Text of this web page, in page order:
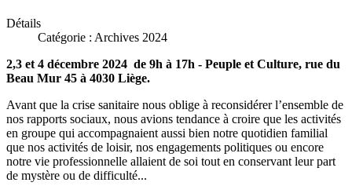
Détails
Catégorie : Archives 2024
2,3 et 4 décembre 2024 de 9h à 17h - Peuple et Culture, rue du
Beau Mur 45 à 4030 Liège.
Avant que la crise sanitaire nous oblige à reconsidérer l’ensemble de
nos rapports sociaux, nous avions tendance à croire que les activités
en groupe qui accompagnaient aussi bien notre quotidien familial
que nos activités de loisir, nos engagements politiques ou encore
notre vie professionnelle allaient de soi tout en conservant leur part
de mystère ou de difficulté...